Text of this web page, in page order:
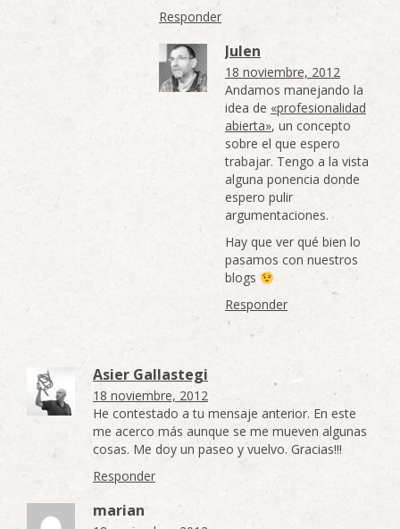
Responder
Julen
18 noviembre, 2012
Andamos manejando la
idea de «profesionalidad
abierta», un concepto
sobre el que espero
trabajar. Tengo a la vista
alguna ponencia donde
espero pulir
argumentaciones.
Hay que ver qué bien lo
pasamos con nuestros
blogs
Responder
Asier Gallastegi
18 noviembre, 2012
He contestado a tu mensaje anterior. En este
me acerco más aunque se me mueven algunas
cosas. Me doy un paseo y vuelvo. Gracias!!!
Responder
marian